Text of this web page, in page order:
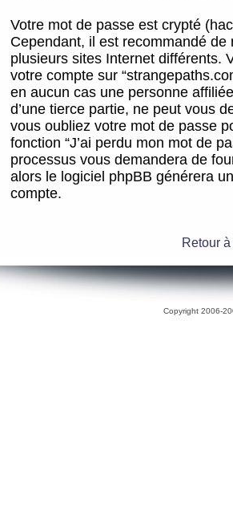
Votre mot de passe est crypté
Cependant, il est recommandé
plusieurs sites Internet différents.
votre compte sur
en aucun cas une personne
d’une tierce partie, ne peut vous
vous oubliez votre mot de passe
fonction “J’ai perdu mon mot de
processus vous demandera de
alors le logiciel phpBB générera
compte.
Retour
Copyright 2006-